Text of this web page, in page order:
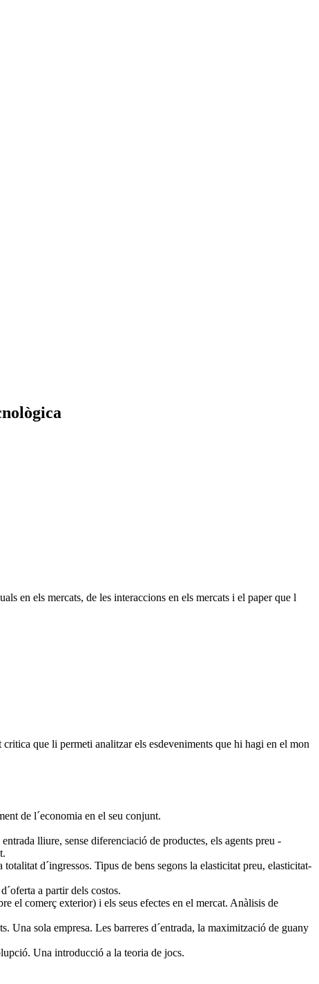
en els mercats, de les interaccions en els mercats i el paper que l
que li permeti analitzar els esdeveniments que hi hagi en el mon
de l´economia en el seu conjunt.
lliure, sense diferenciació de productes, els agents preu -
d´ingressos. Tipus de bens segons la elasticitat preu, elasticitat-
a partir dels costos.
el comerç exterior) i els seus efectes en el mercat. Anàlisis de
sola empresa. Les barreres d´entrada, la maximització de guany
Una introducció a la teoria de jocs.